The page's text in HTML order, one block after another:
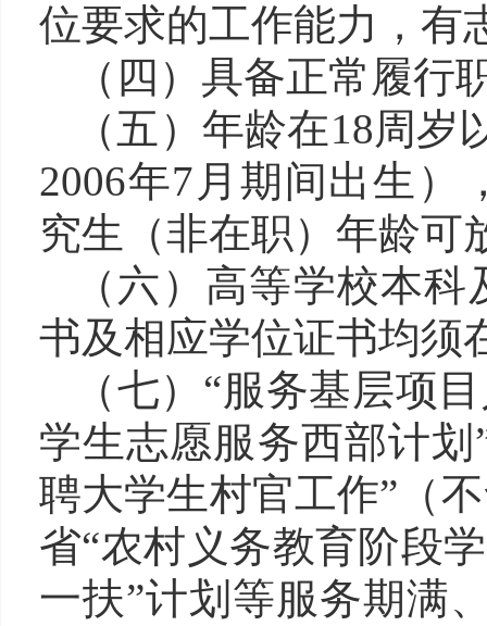
位要求的工作能力，有
（四） 具备正常履行
（五） 年龄在18周岁
2006年7月期间出生）
究生（非在职）年龄可
（六） 高等学校本科
书及相应学位证书均须
（七） “服务基层项
学生志愿服务西部计
聘大学生村官工作”（
省“农村义务教育阶段
一扶”计划等服务期满